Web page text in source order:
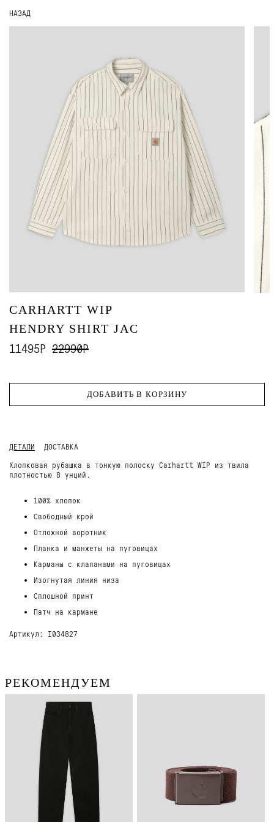
НАЗАД
CARHARTT WIP
HENDRY SHIRT JAC
11495Р 22990Р
ДОБАВИТЬ В КОРЗИНУ
ДЕТАЛИ
ДОСТАВКА
Хлопковая рубашка в тонкую полоску Carhartt WIP из твила
плотностью 8 унций.
100% хлопок
Свободный крой
Отложной воротник
Планка и манжеты на пуговицах
Карманы с клапанами на пуговицах
Изогнутая линия низа
Сплошной принт
Патч на кармане
Артикул: I034827
РЕКОМЕНДУЕМ